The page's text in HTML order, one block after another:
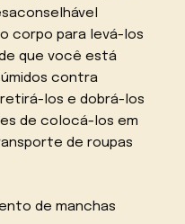
corpo para levá-los
que você está
contra
los e dobrá-los
de colocá-los em
de roupas
de manchas